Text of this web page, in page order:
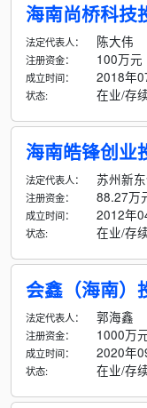
海南尚桥科技
法定代表人： 陈大伟
注册资金： 100万元
成立时间： 2018年
状态: 在业/存
海南皓锋创业
法定代表人： 苏州新
注册资金： 88.27万
成立时间： 2012年
状态: 在业/存
会鑫（海南）
法定代表人： 郭海鑫
注册资金： 1000万
成立时间： 2020年
状态: 在业/存